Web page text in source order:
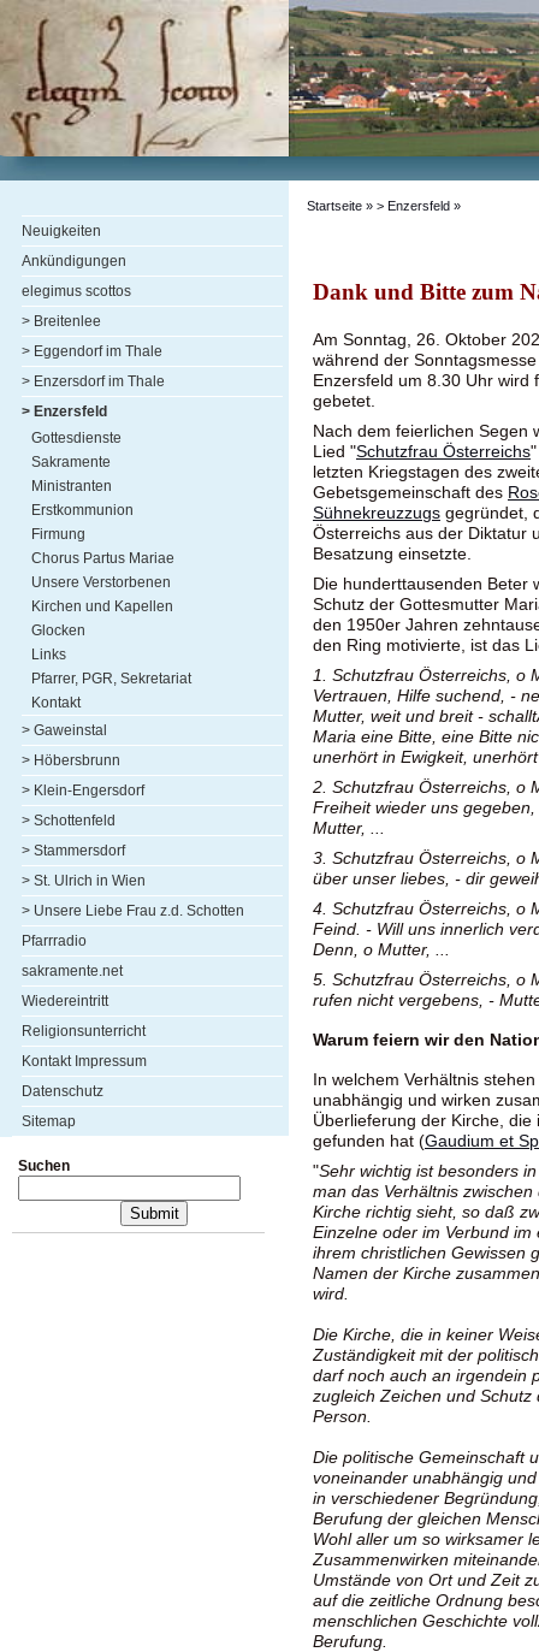
Neuigkeiten
Ankündigungen
elegimus scottos
> Breitenlee
> Eggendorf im Thale
> Enzersdorf im Thale
> Enzersfeld
Gottesdienste
Sakramente
Ministranten
Erstkommunion
Firmung
Chorus Partus Mariae
Unsere Verstorbenen
Kirchen und Kapellen
Glocken
Links
Pfarrer, PGR, Sekretariat
Kontakt
> Gaweinstal
> Höbersbrunn
> Klein-Engersdorf
> Schottenfeld
> Stammersdorf
> St. Ulrich in Wien
> Unsere Liebe Frau z.d. Schotten
Pfarrradio
sakramente.net
Wiedereintritt
Religionsunterricht
Kontakt Impressum
Datenschutz
Sitemap
Suchen
Startseite » > Enzersfeld »
Dank und Bitte zum
Am Sonntag, 26. Oktober
während der
Enzersfeld um 8.30 Uhr wird
gebetet.
Nach dem feierlichen Segen
Lied "Schutzfrau Österreichs
letzten Kriegstagen des
Gebetsgemeinschaft des
Sühnekreuzzugs gegründet,
Österreichs aus der Diktatur
Besatzung einsetzte.
Die hunderttausenden Beter
Schutz der Gottesmutter
den 1950er Jahren
den Ring motivierte, ist das
1. Schutzfrau Österreichs, o
Vertrauen, Hilfe suchend, -
Mutter, weit und breit -
Maria eine Bitte, eine Bitte
unerhört in Ewigkeit,
2. Schutzfrau Österreichs, o
Freiheit wieder uns
Mutter, ...
3. Schutzfrau Österreichs, o
über unser liebes, - dir
4. Schutzfrau Österreichs, o
Feind. - Will uns innerlich
Denn, o Mutter, ...
5. Schutzfrau Österreichs, o
rufen nicht vergebens, -
Warum feiern wir den
In welchem Verhältnis
unabhängig und wirken
Überlieferung der Kirche, die
gefunden hat (Gaudium et
"Sehr wichtig ist besonders
man das Verhältnis
Kirche richtig sieht, so daß
Einzelne oder im Verbund
ihrem christlichen Gewissen
Namen der Kirche
wird.
Die Kirche, die in keiner
Zuständigkeit mit der
darf noch auch an irgendein
zugleich Zeichen und
Person.
Die politische Gemeinschaft
voneinander unabhängig
in verschiedener
Berufung der gleichen
Wohl aller um so wirksamer
Zusammenwirken
Umstände von Ort und Zeit
auf die zeitliche Ordnung
menschlichen Geschichte
Berufung.